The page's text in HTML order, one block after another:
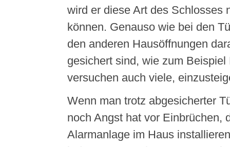
wird er diese Art des Schlosses
können. Genauso wie bei den
den anderen Hausöffnungen
gesichert sind, wie zum Beispiel
versuchen auch viele,
Wenn man trotz abgesicherter
noch Angst hat vor Einbrüchen,
Alarmanlage im Haus